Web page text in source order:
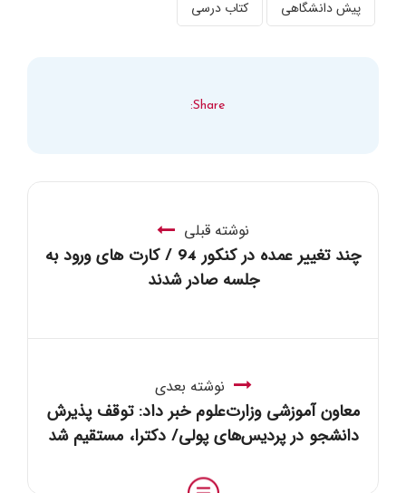
پیش دانشگاهی کتاب درسی
Share:
نوشته قبلی
چند تغییر عمده در کنکور 94 / کارت های ورود به
جلسه صادر شدند
نوشته بعدی
معاون آموزشی وزارت‌علوم خبر داد: توقف پذیرش
دانشجو در پردیس‌های پولی/ دکترا، مستقیم شد